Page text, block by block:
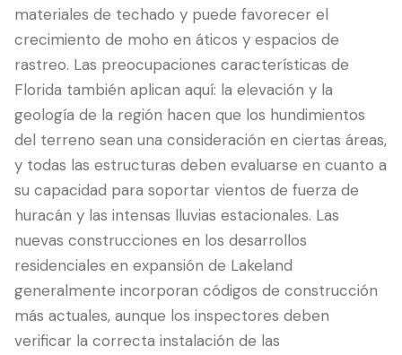
materiales de techado y puede favorecer el
crecimiento de moho en áticos y espacios de
rastreo. Las preocupaciones características de
Florida también aplican aquí: la elevación y la
geología de la región hacen que los hundimientos
del terreno sean una consideración en ciertas áreas,
y todas las estructuras deben evaluarse en cuanto a
su capacidad para soportar vientos de fuerza de
huracán y las intensas lluvias estacionales. Las
nuevas construcciones en los desarrollos
residenciales en expansión de Lakeland
generalmente incorporan códigos de construcción
más actuales, aunque los inspectores deben
verificar la correcta instalación de las